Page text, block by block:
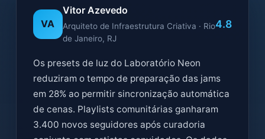
VA
Vitor Azevedo
Arquiteto de Infraestrutura Criativa · Rio
de Janeiro, RJ
4.8
Os presets de luz do Laboratório Neon
reduziram o tempo de preparação das jams
em 28% ao permitir sincronização automática
de cenas. Playlists comunitárias ganharam
3.400 novos seguidores após curadoria